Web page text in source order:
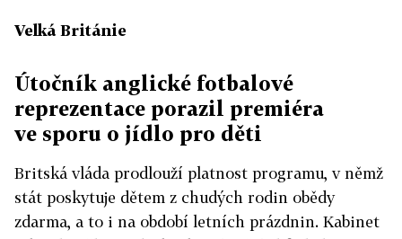
Velká Británie
Útočník anglické fotbalové
reprezentace porazil premiéra
ve sporu o jídlo pro děti
Britská vláda prodlouží platnost programu, v němž
stát poskytuje dětem z chudých rodin obědy
zdarma, a to i na období letních prázdnin. Kabinet